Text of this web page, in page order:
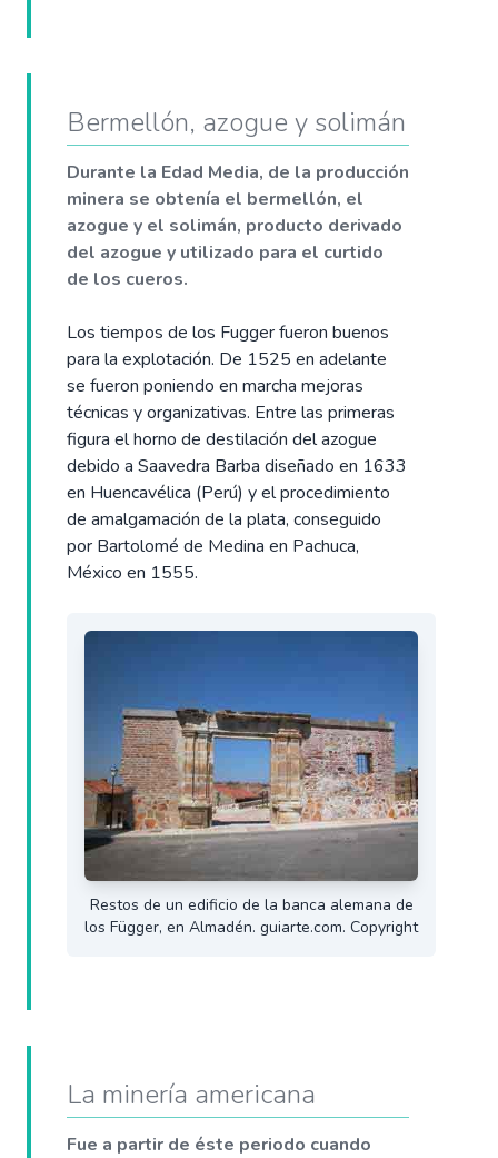
Bermellón, azogue y solimán
Durante la Edad Media, de la producción
minera se obtenía el bermellón, el
azogue y el solimán, producto derivado
del azogue y utilizado para el curtido
de los cueros.
Los tiempos de los Fugger fueron buenos
para la explotación. De 1525 en adelante
se fueron poniendo en marcha mejoras
técnicas y organizativas. Entre las primeras
figura el horno de destilación del azogue
debido a Saavedra Barba diseñado en 1633
en Huencavélica (Perú) y el procedimiento
de amalgamación de la plata, conseguido
por Bartolomé de Medina en Pachuca,
México en 1555.
Restos de un edificio de la banca alemana de
los Függer, en Almadén. guiarte.com. Copyright
La minería americana
Fue a partir de éste periodo cuando